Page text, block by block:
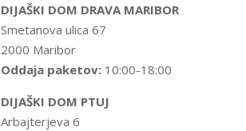
DIJAŠKI DOM DRAVA MARIBOR
Smetanova ulica 67
2000 Maribor
Oddaja paketov: 10:00-18:00
DIJAŠKI DOM PTUJ
Arbajterjeva 6